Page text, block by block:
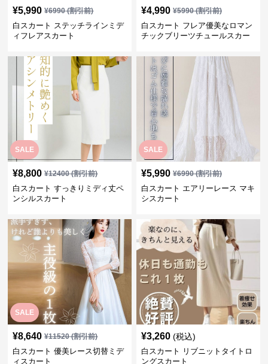
¥5,990 ¥6990(割引前)
白スカート ステッチラインミデ
ィフレアスカート
¥4,990 ¥5990(割引前)
白スカート フレア優美なロマン
チックブリーツチュールスカー
SALE
¥8,800 ¥12400(割引前)
白スカート すっきりミディ丈ペ
ンシルスカート
SALE
¥5,990 ¥6990(割引前)
白スカート エアリーレース マキ
シスカート
SALE
¥8,640 ¥11520(割引前)
白スカート 優美レース切替ミデ
ィスカート
¥3,260 (税込)
白スカート リブニットタイトロ
ングスカート